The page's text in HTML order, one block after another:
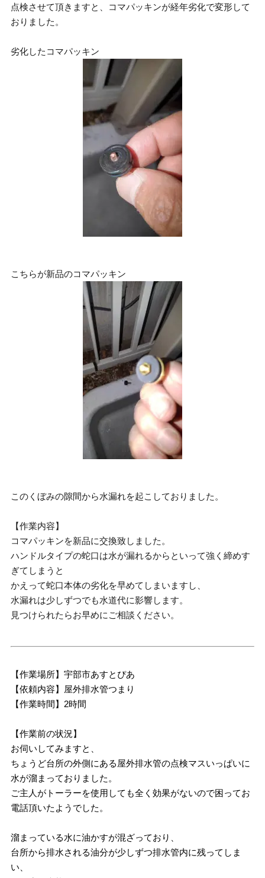
点検させて頂きますと、コマパッキンが経年劣化で変形して
おりました。
劣化したコマパッキン
こちらが新品のコマパッキン
このくぼみの隙間から水漏れを起こしておりました。
【作業内容】
コマパッキンを新品に交換致しました。
ハンドルタイプの蛇口は水が漏れるからといって強く締めす
ぎてしまうと
かえって蛇口本体の劣化を早めてしまいますし、
水漏れは少しずつでも水道代に影響します。
見つけられたらお早めにご相談ください。
【作業場所】宇部市あすとぴあ
【依頼内容】屋外排水管つまり
【作業時間】2時間
【作業前の状況】
お伺いしてみますと、
ちょうど台所の外側にある屋外排水管の点検マスいっぱいに
水が溜まっておりました。
ご主人がトーラーを使用しても全く効果がないので困ってお
電話頂いたようでした。
溜まっている水に油かすが混ざっており、
台所から排水される油分が少しずつ排水管内に残ってしま
い、